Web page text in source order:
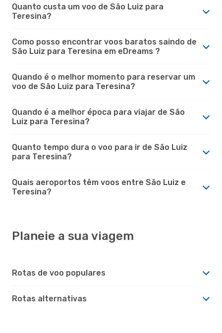
Quanto custa um voo de São Luiz para
Teresina?
Como posso encontrar voos baratos saindo de
São Luiz para Teresina em eDreams ?
Quando é o melhor momento para reservar um
voo de São Luiz para Teresina?
Quando é a melhor época para viajar de São
Luiz para Teresina?
Quanto tempo dura o voo para ir de São Luiz
para Teresina?
Quais aeroportos têm voos entre São Luiz e
Teresina?
Planeie a sua viagem
Rotas de voo populares
Rotas alternativas